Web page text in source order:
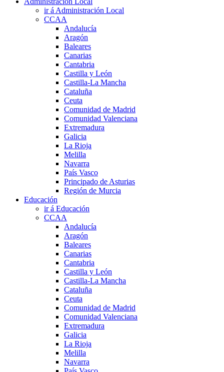
ir á Administración Local
CCAA
Andalucía
Aragón
Baleares
Canarias
Cantabria
Castilla y León
Castilla-La Mancha
Cataluña
Ceuta
Comunidad de Madrid
Comunidad Valenciana
Extremadura
Galicia
La Rioja
Melilla
Navarra
País Vasco
Principado de Asturias
Región de Murcia
Educación
ir á Educación
CCAA
Andalucía
Aragón
Baleares
Canarias
Cantabria
Castilla y León
Castilla-La Mancha
Cataluña
Ceuta
Comunidad de Madrid
Comunidad Valenciana
Extremadura
Galicia
La Rioja
Melilla
Navarra